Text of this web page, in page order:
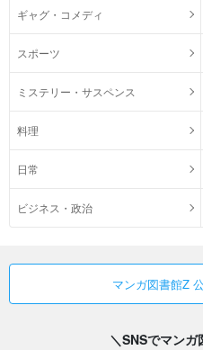
ギャグ・コメディ
スポーツ
ミステリー・サスペンス
料理
日常
ビジネス・政治
マンガ図書館Z
＼SNSでマン